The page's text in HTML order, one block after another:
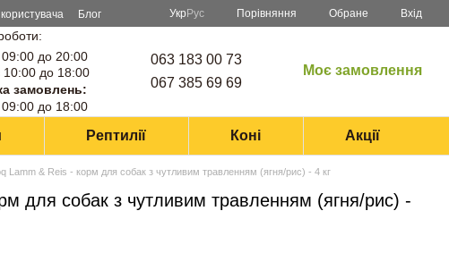
Блог Укр Рус Порівняння Обране Вхід
до 20:00
до 18:00
замовлень:
до 18:00
063 183 00 73
067 385 69 69
Моє замовлення
Рептилії Коні Акції
Lamm & Reis - корм для собак з чутливим травленням (ягня/рис) - 4 кг
для собак з чутливим травленням (ягня/рис) -